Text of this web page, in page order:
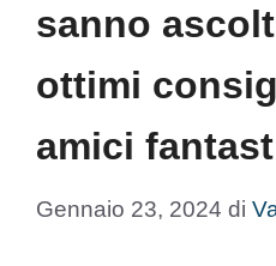
sanno
ottimi
amici
Gennaio 23, 2024 di